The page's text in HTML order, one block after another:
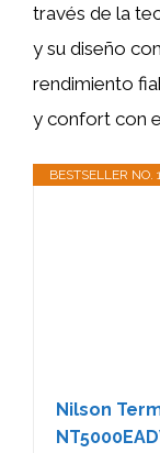
través de la
y su diseño
rendimiento
y confort con
BESTSELLER NO.
Nilson